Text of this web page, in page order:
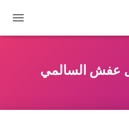
التنقل
عفش السالمي